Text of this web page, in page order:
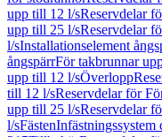
upp till 12 l/sReservdelar
upp till 25 l/sReservdelar
l/sInstallationselement
ångspärrFör takbrunnar
upp till 12 l/sÖverlopp
till 12 l/sReservdelar för
upp till 25 l/sReservdelar
l/sFästenInfästningssystem